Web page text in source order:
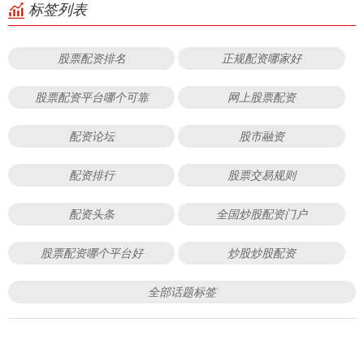
标签列表
股票配资排名 正规配资哪家好
股票配资平台哪个可靠 网上股票配资
配资论坛 股市融资
配资排行 股票交易规则
配资头条 全国炒股配资门户
股票配资哪个平台好 炒股炒股配资
全部话题标签